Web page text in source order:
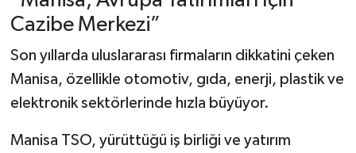
Cazibe Merkezi”
Son yıllarda uluslararası firmaların dikkatini çeken
Manisa, özellikle otomotiv, gıda, enerji, plastik ve
elektronik sektörlerinde hızla büyüyor.
Manisa TSO, yürüttüğü iş birliği ve yatırım